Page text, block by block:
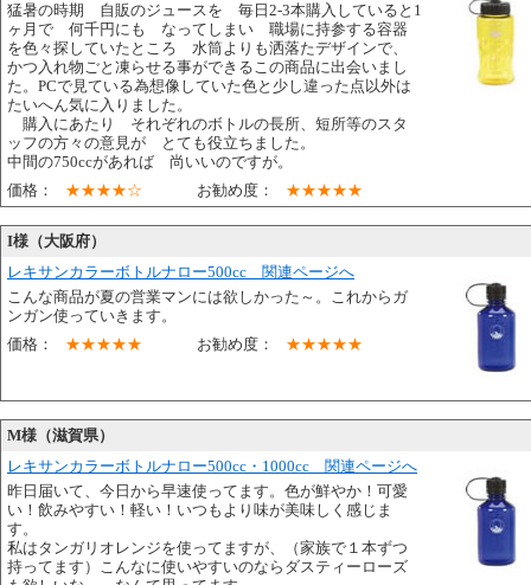
猛暑の時期 自販のジュースを 毎日2-3本購入していると1
ヶ月で 何千円にも なってしまい 職場に持参する容器
を色々探していたところ 水筒よりも洒落たデザインで、
かつ入れ物ごと凍らせる事ができるこの商品に出会いまし
た。PCで見ている為想像していた色と少し違った点以外は
たいへん気に入りました。
購入にあたり それぞれのボトルの長所、短所等のスタ
ッフの方々の意見が とても役立ちました。
中間の750ccがあれば 尚いいのですが。
価格：
★★★★☆ お勧め度： ★★★★★
I様（大阪府）
レキサンカラーボトルナロー500cc 関連ページへ
こんな商品が夏の営業マンには欲しかった～。これからガ
ンガン使っていきます。
価格：
★★★★★ お勧め度： ★★★★★
M様（滋賀県）
レキサンカラーボトルナロー500cc・1000cc 関連ページへ
昨日届いて、今日から早速使ってます。色が鮮やか！可愛
い！飲みやすい！軽い！いつもより味が美味しく感じま
す。
私はタンガリオレンジを使ってますが、（家族で１本ずつ
持ってます）こんなに使いやすいのならダスティーローズ